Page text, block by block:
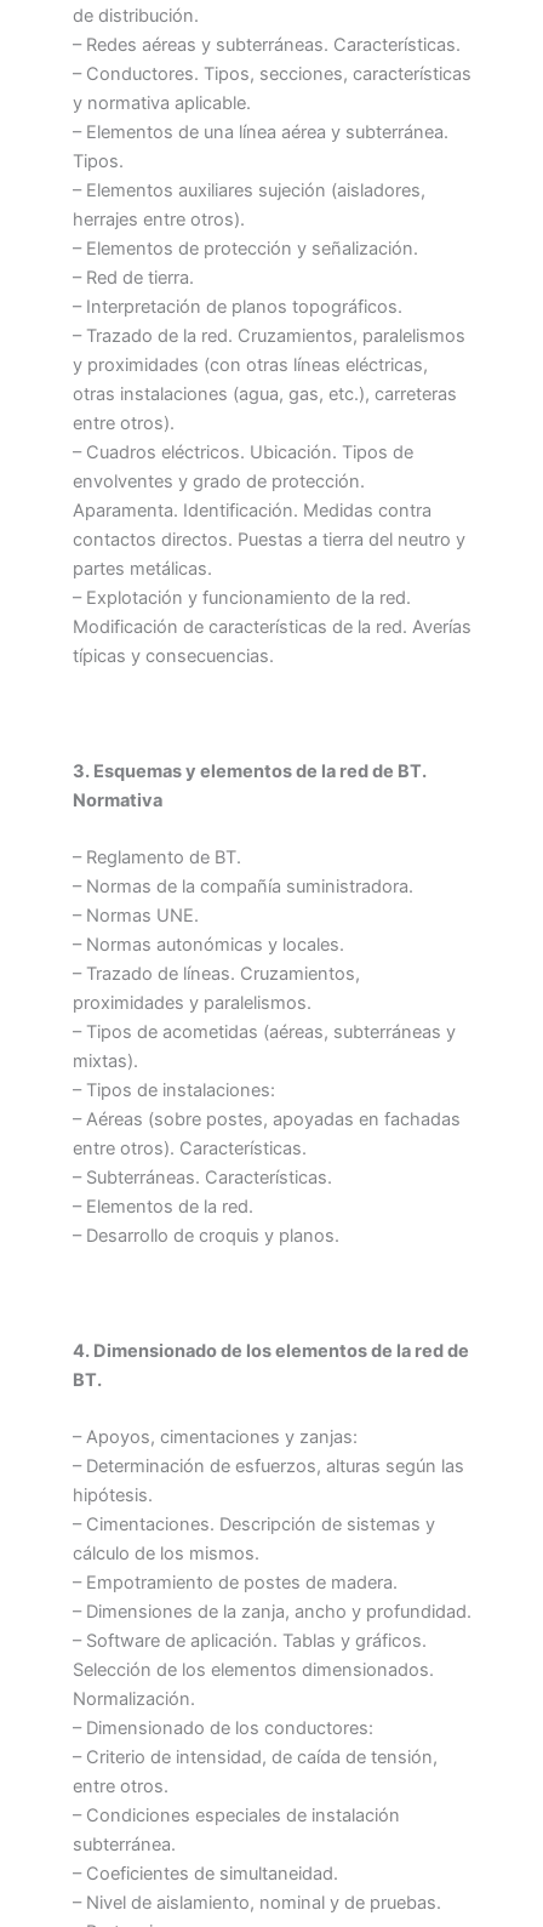
de distribución.
– Redes aéreas y subterráneas. Características.
– Conductores. Tipos, secciones, características
y normativa aplicable.
– Elementos de una línea aérea y subterránea.
Tipos.
– Elementos auxiliares sujeción (aisladores,
herrajes entre otros).
– Elementos de protección y señalización.
– Red de tierra.
– Interpretación de planos topográficos.
– Trazado de la red. Cruzamientos, paralelismos
y proximidades (con otras líneas eléctricas,
otras instalaciones (agua, gas, etc.), carreteras
entre otros).
– Cuadros eléctricos. Ubicación. Tipos de
envolventes y grado de protección.
Aparamenta. Identificación. Medidas contra
contactos directos. Puestas a tierra del neutro y
partes metálicas.
– Explotación y funcionamiento de la red.
Modificación de características de la red. Averías
típicas y consecuencias.
3. Esquemas y elementos de la red de BT.
Normativa
– Reglamento de BT.
– Normas de la compañía suministradora.
– Normas UNE.
– Normas autonómicas y locales.
– Trazado de líneas. Cruzamientos,
proximidades y paralelismos.
– Tipos de acometidas (aéreas, subterráneas y
mixtas).
– Tipos de instalaciones:
– Aéreas (sobre postes, apoyadas en fachadas
entre otros). Características.
– Subterráneas. Características.
– Elementos de la red.
– Desarrollo de croquis y planos.
4. Dimensionado de los elementos de la red de
BT.
– Apoyos, cimentaciones y zanjas:
– Determinación de esfuerzos, alturas según las
hipótesis.
– Cimentaciones. Descripción de sistemas y
cálculo de los mismos.
– Empotramiento de postes de madera.
– Dimensiones de la zanja, ancho y profundidad.
– Software de aplicación. Tablas y gráficos.
Selección de los elementos dimensionados.
Normalización.
– Dimensionado de los conductores:
– Criterio de intensidad, de caída de tensión,
entre otros.
– Condiciones especiales de instalación
subterránea.
– Coeficientes de simultaneidad.
– Nivel de aislamiento, nominal y de pruebas.